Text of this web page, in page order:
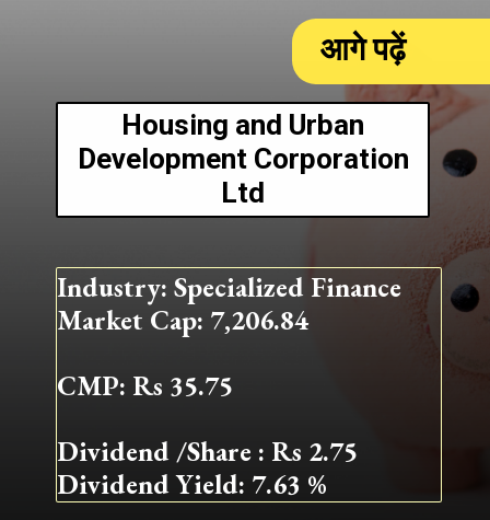
Industry: Specialized Finance
Market Cap: 7,206.84
CMP: Rs 35.75
Dividend /Share : Rs 2.75
Dividend Yield: 7.63 %
Housing and Urban
Development Corporation
Ltd
आगे पढ़ें